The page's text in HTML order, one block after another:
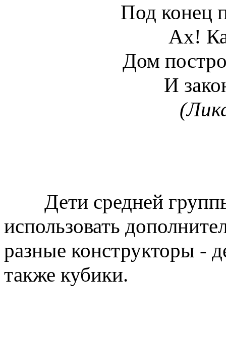
Под
Ах!
Дом
И
Дети средней
использовать
разные конструкторы -
также кубики.